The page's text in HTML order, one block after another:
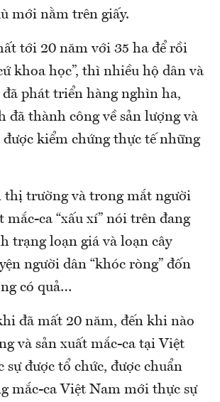
mới nằm trên giấy.
tới 20 năm với 35 ha để rồi
khoa học”, thì nhiều hộ dân và
phát triển hàng nghìn ha,
đã thành công về sản lượng và
kiểm chứng thực tế những
thị trường và trong mắt người
mắc-ca “xấu xí” nói trên đang
trạng loạn giá và loạn cây
người dân “khóc ròng” đốn
có quả…
đã mất 20 năm, đến khi nào
và sản xuất mắc-ca tại Việt
được tổ chức, được chuẩn
mắc-ca Việt Nam mới thực sự